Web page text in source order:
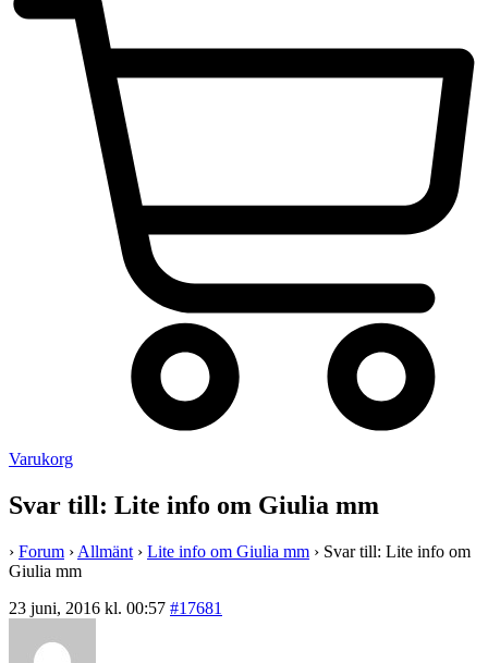
Varukorg
Svar till: Lite info om Giulia mm
› Forum › Allmänt › Lite info om Giulia mm › Svar till: Lite info om
Giulia mm
23 juni, 2016 kl. 00:57 #17681